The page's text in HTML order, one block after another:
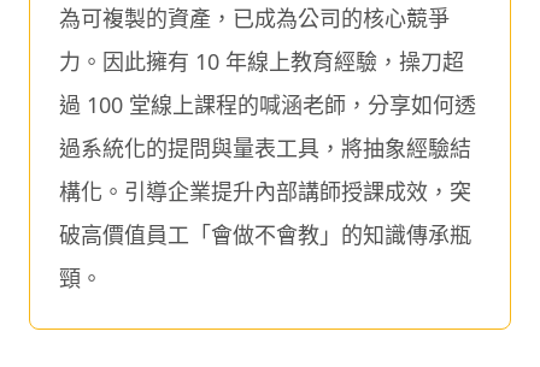
為可複製的資產，已成為公司的核心競爭
力。因此擁有 10 年線上教育經驗，操刀超
過 100 堂線上課程的喊涵老師，分享如何透
過系統化的提問與量表工具，將抽象經驗結
構化。引導企業提升內部講師授課成效，突
破高價值員工「會做不會教」的知識傳承瓶
頸。